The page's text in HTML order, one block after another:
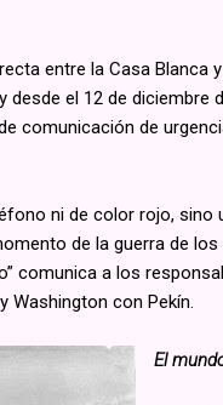
entre la Casa
desde el 12 de
comunicación de
ni de color rojo,
de la guerra de
comunica a los
Washington con Pekín.
El